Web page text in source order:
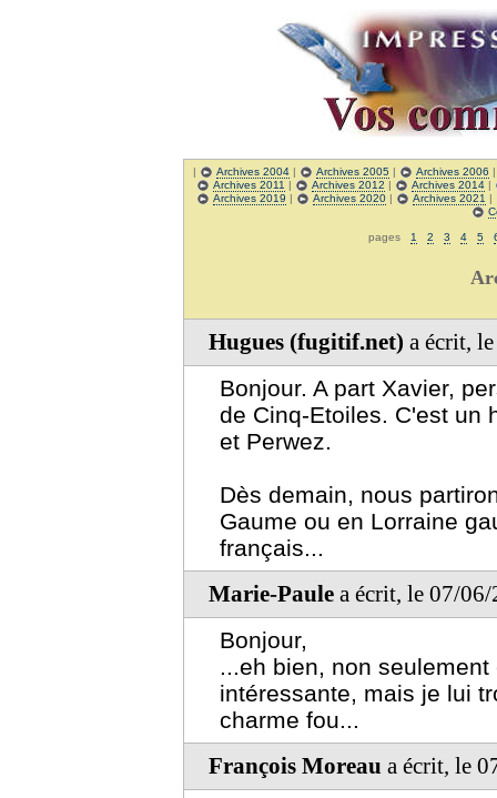
| Archives 2004| Archives 2005| Archives 2006
Archives 2011 | Archives 2012 | Archives 2014 |
Archives 2019 | Archives 2020| Archives 2021 |
pages 1 2 3 4 5
Hugues (fugitif.net) a écrit,
Bonjour. A part Xavier,
de Cinq-Etoiles. C'est un
et Perwez.
Dès demain, nous
Gaume ou en Lorraine
français...
Marie-Paule a écrit, le 07/
Bonjour,
...eh bien, non
intéressante, mais je lui
charme fou...
François Moreau a écrit, le